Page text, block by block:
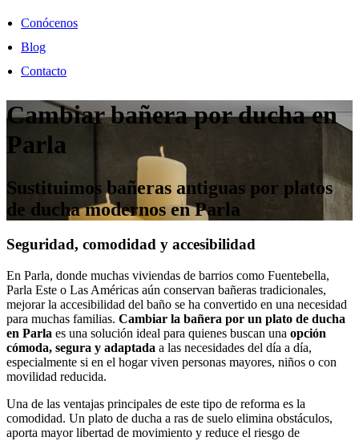
Conócenos
Blog
Contacto
Cambiar bañera por ducha en
Parla
Sustituimos bañeras antiguas por platos
de ducha modernos en Parla
Seguridad, comodidad y accesibilidad
En Parla, donde muchas viviendas de barrios como Fuentebella,
Parla Este o Las Américas aún conservan bañeras tradicionales,
mejorar la accesibilidad del baño se ha convertido en una necesidad
para muchas familias. Cambiar la bañera por un plato de ducha
en Parla es una solución ideal para quienes buscan una opción
cómoda, segura y adaptada a las necesidades del día a día,
especialmente si en el hogar viven personas mayores, niños o con
movilidad reducida.
Una de las ventajas principales de este tipo de reforma es la
comodidad. Un plato de ducha a ras de suelo elimina obstáculos,
aporta mayor libertad de movimiento y reduce el riesgo de